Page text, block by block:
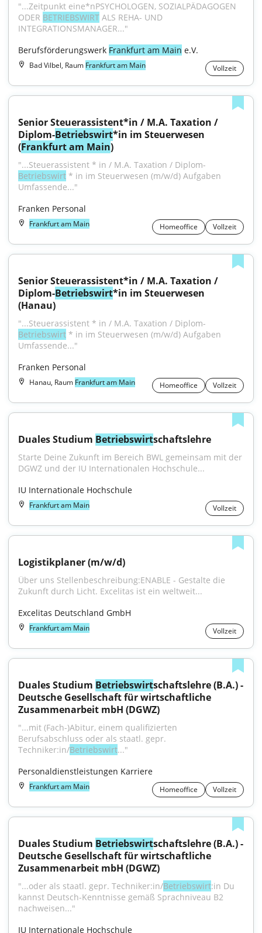
"...Zeitpunkt eine*nPSYCHOLOGEN, SOZIALPÄDAGOGEN
ODER BETRIEBSWIRT ALS REHA- UND
INTEGRATIONSMANAGER..."
Berufsförderungswerk Frankfurt am Main e.V.
Bad Vilbel, Raum Frankfurt am Main Vollzeit
Senior Steuerassistent*in / M.A. Taxation /
Diplom-Betriebswirt*in im Steuerwesen
(Frankfurt am Main)
"...Steuerassistent * in / M.A. Taxation / Diplom-
Betriebswirt * in im Steuerwesen (m/w/d) Aufgaben
Umfassende..."
Franken Personal
Frankfurt am Main Homeoffice Vollzeit
Senior Steuerassistent*in / M.A. Taxation /
Diplom-Betriebswirt*in im Steuerwesen
(Hanau)
"...Steuerassistent * in / M.A. Taxation / Diplom-
Betriebswirt * in im Steuerwesen (m/w/d) Aufgaben
Umfassende..."
Franken Personal
Hanau, Raum Frankfurt am Main Homeoffice Vollzeit
Duales Studium Betriebswirtschaftslehre
Starte Deine Zukunft im Bereich BWL gemeinsam mit der
DGWZ und der IU Internationalen Hochschule...
IU Internationale Hochschule
Frankfurt am Main Vollzeit
Logistikplaner (m/w/d)
Über uns Stellenbeschreibung:ENABLE - Gestalte die
Zukunft durch Licht. Excelitas ist ein weltweit...
Excelitas Deutschland GmbH
Frankfurt am Main Vollzeit
Duales Studium Betriebswirtschaftslehre (B.A.) -
Deutsche Gesellschaft für wirtschaftliche
Zusammenarbeit mbH (DGWZ)
"...mit (Fach-)Abitur, einem qualifizierten
Berufsabschluss oder als staatl. gepr.
Techniker:in/Betriebswirt..."
Personaldienstleistungen Karriere
Frankfurt am Main Homeoffice Vollzeit
Duales Studium Betriebswirtschaftslehre (B.A.) -
Deutsche Gesellschaft für wirtschaftliche
Zusammenarbeit mbH (DGWZ)
"...oder als staatl. gepr. Techniker:in/Betriebswirt:in Du
kannst Deutsch-Kenntnisse gemäß Sprachniveau B2
nachweisen..."
IU Internationale Hochschule